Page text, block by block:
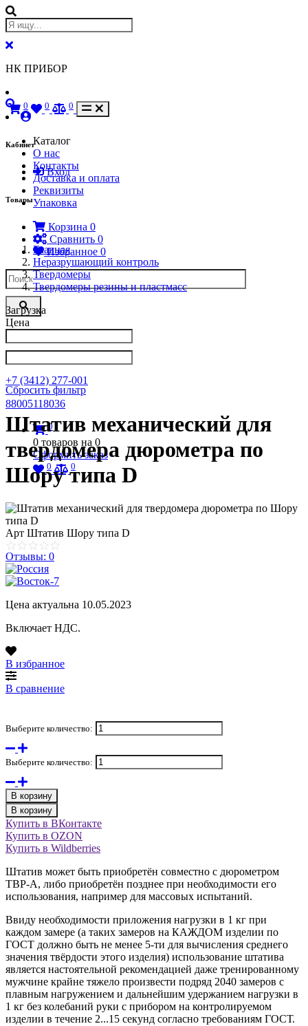
НК ПРИБОР
Кабинет
Вход
Товары
Корзина 0
Сравнить 0
Избранное 0
Написать в Телеграм
+7 (3412) 277-001
88005118036
0
0 товаров на 0
Оформить заказ
0 0
0 0 0
Каталог
О нас
Контакты
Доставка и оплата
Реквизиты
Упаковка
Главная
Неразрушающий контроль
Твердомеры
Твердомеры резины и пластмасс
Загрузка
Цена
Сбросить фильтр
Штатив механический для
твердомера дюрометра по
Шору типа D
Арт Штатив Шору типа D
Отзывы: 0
Цена актуальна 10.05.2023
Включает НДС.
В избранное
В сравнение
Выберите количество:
Выберите количество:
В корзину
В корзину
Купить в ВКонтакте
Купить в OZON
Купить в Wildberries
Штатив может быть приобретён совместно с дюрометром
ТВР-А, либо приобретён позднее при необходимости его
использования, например для массовых испытаний.
Ввиду необходимости приложения нагрузки в 1 кг при
каждом замере (а таких замеров на КАЖДОМ изделии по
ГОСТ должно быть не менее 5-ти для вычисления среднего
значения твёрдости этого изделия) использование штатива
является настоятельной рекомендацией даже тренированному
мужчине крайне тяжело произвести подряд 2040 замеров с
плавным нагружением и дальнейшим удержанием нагрузки в
1 кг без колебаний руки с прибором на контролируемом
изделии в течение 2...15 секунд согласно требованиям ГОСТ.